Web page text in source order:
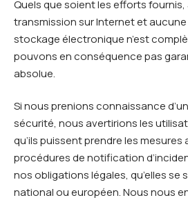
Quels que soient les efforts
transmission sur Internet et
stockage électronique n’est
pouvons en conséquence pas
absolue.
Si nous prenions connaissance
sécurité, nous avertirions les
qu’ils puissent prendre les mesures
procédures de notification
nos obligations légales, qu’elles se
national ou européen. Nous nous